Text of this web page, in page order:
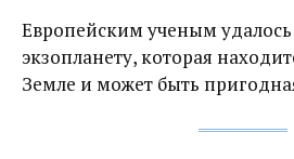
Европейским ученым
экзопланету, которая
Земле и может быть